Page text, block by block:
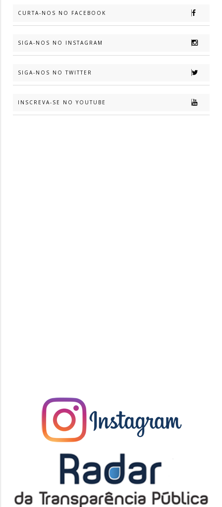
CURTA-NOS NO FACEBOOK
SIGA-NOS NO INSTAGRAM
SIGA-NOS NO TWITTER
INSCREVA-SE NO YOUTUBE